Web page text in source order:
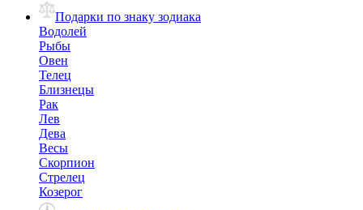
Подарки по знаку зодиака
Водолей
Рыбы
Овен
Телец
Близнецы
Рак
Лев
Дева
Весы
Скорпион
Стрелец
Козерог